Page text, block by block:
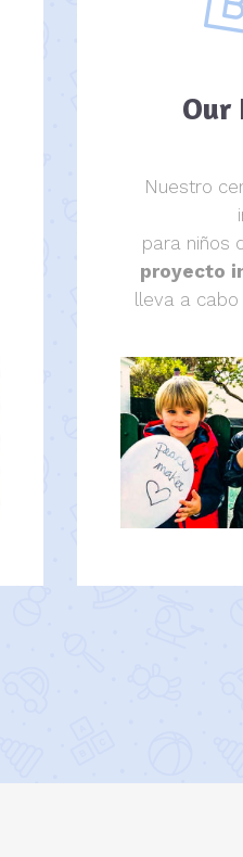
Our
Nuestro
para niños
proyecto
lleva a cabo